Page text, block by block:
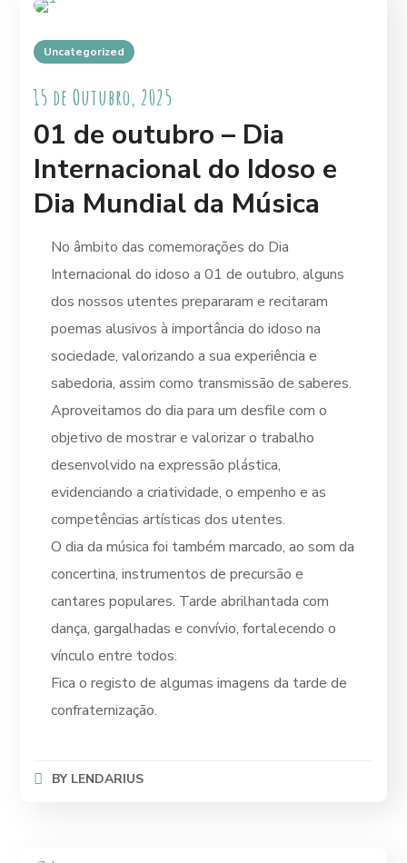
Uncategorized
15 de Outubro, 2025
01 de outubro – Dia
Internacional do Idoso e
Dia Mundial da Música
No âmbito das comemorações do Dia
Internacional do idoso a 01 de outubro, alguns
dos nossos utentes prepararam e recitaram
poemas alusivos à importância do idoso na
sociedade, valorizando a sua experiência e
sabedoria, assim como transmissão de saberes.
Aproveitamos do dia para um desfile com o
objetivo de mostrar e valorizar o trabalho
desenvolvido na expressão plástica,
evidenciando a criatividade, o empenho e as
competências artísticas dos utentes.
O dia da música foi também marcado, ao som da
concertina, instrumentos de precursão e
cantares populares. Tarde abrilhantada com
dança, gargalhadas e convívio, fortalecendo o
vínculo entre todos.
Fica o registo de algumas imagens da tarde de
confraternização.
BY LENDARIUS